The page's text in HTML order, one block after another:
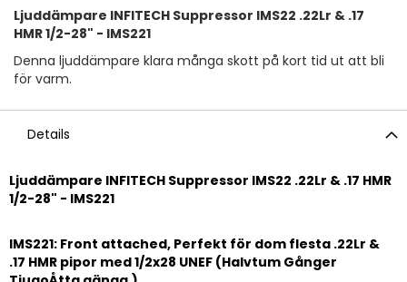
Ljuddämpare INFITECH Suppressor IMS22 .22Lr & .17
HMR 1/2-28" - IMS221
Denna ljuddämpare klara många skott på kort tid ut att bli
för varm.
Details
Ljuddämpare INFITECH Suppressor IMS22 .22Lr & .17 HMR
1/2-28" - IMS221
IMS221: Front attached, Perfekt för dom flesta .22Lr &
.17 HMR pipor med 1/2x28 UNEF (Halvtum Gånger